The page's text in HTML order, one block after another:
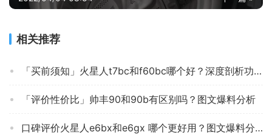
相关推荐
「买前须知」火星人t7bc和f60bc哪个好？深度剖析功能区别
「评价性价比」帅丰90和90b有区别吗？图文爆料分析
口碑评价火星人e6bx和e6gx 哪个更好用？图文爆料分析